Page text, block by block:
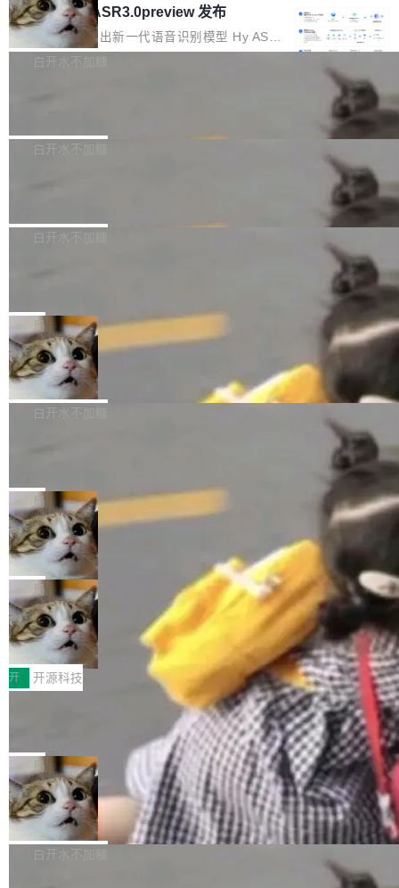
理解大规模代码仓时面临显著"代码仓理解"瓶
颈。 代码仓深度理解服务（以下简称" CodeBas
e深度理解服务"）是华为云码道（CodeA...
数据。2024年9月3日下午4点，他使用此前登录
的账号密码进入A集群，输入了一条被程序员圈
称为"删库跑路"的命令——最高管理员权限、无
自研的多个文生3D和...
oE 架构的大模型，好用到让人上瘾，但 GPU 显
存永远不够用。 Cloudflare 的 Workers AI 团队
一直在跑这些模型的推理。他们在官方博客上发
整性保护。效果是：吞吐量提升 41%，每 token
腾讯混元 Hy ASR3.0preview 发布
腾讯混元正式推出新一代语音识别模型 Hy ASR
3.0preview。基于最新一代大语言模型 Hy3 的
让语音识别不再只是听清，而是真正听懂。通过
w 不要求标准普通话，方言识别覆盖粤语、吴语
白开水不加糖
新和少量网页兼容性修复版本。 Changes/fixe
容提供的字体时出现的几个问题 为避免音频加
质的最低采样率）的音频格式将被拒绝 修复了 C
SS 圆角虚线样式中可能存在的问题 如果表单中
的图像元素不在同一个子树中，则它们将不再关
联 加...
白开水不加糖
发布的 Release Notes，他利用 AI 工具（如 Co
最强的若干项。对于尚未正式发版的 PG 19，则
通过拉取过去一年内（从 PG 18 Beta1 时间点
至今）的所有 commit，同样交由 AI 分析提炼。
经过人工复核，准确度令人满意。这一方法也为
社区爱好者提供了高效跟踪新版本的思路。
白开水不加糖
维护工作一直与我的日常工作、家务、社交生活
和休闲娱乐竞争时间。" 这是 libexpat 维护者 S
ebastian Pipping 写在博客里的话。8 月 4 日，
他宣布了一个新消息：从 2026 年 8 月 1 日起，
他可以全职维护 libexpat 了，最长 6 个月。发
库之一。你的操作系统、浏览器、无数的基础设
施软件，很可能都在用它。而过去十年，维护它
的人一直在用业余...
局
Firefox 153.0.3 发布
Firefox 153.0.3 现已发布，具体更新内容如
下： New Smart Window 包含多项增强功能：
gi?id=2019042">Bug&nbsp;2019042</a>）</l
i> <li>现在，助手可以直接使用 Exa 的网络搜索
结果回答问题，而无需将问题转交给搜索引擎。
（<a href="https://bugzilla.mozilla.org/show_
bug.cgi?id=204...
白开水不加糖
的 npm 包。项目的核心论点是：容器不适合 Ag
ent 计算。真正适合的，是 Isolate。 Cloudflare
工程师在这件事上没什么可谦虚的——他们用 W
orkers 跑了十年 Isolate。用 CEO Matthew Pri
nce 的话说：「我们一生都在用 Isolate 运行代
码，而 AI Agent 不需要容器，它们需要的是 Iso
late。」 容器为什么不合适 容器的问题在于启动
和销毁都太重了。一个 Agent 要执行的任务可能
只需要几毫秒的 CPU 时间，但容器从冷启动到
就绪要花数秒。如果未来有十...
局
OpenAI 公开邮件和聊天记录回应苹果
诉讼，称“Apple is getting this wron
g”
上个月，苹果一纸诉状把 OpenAI 告上法庭，指
控其挖角苹果前员工并窃取商业秘密。苹果的诉
状把 OpenAI 描述成一个系统性地从前东家挖
人、套取机密信息的对手。 OpenAI 没发律师
函，也没选择庭外沉默。它在官网贴了一篇博
文，标题只有六个字：Apple is getting this wro
ng。 然后，它把邮件往来和 iMessage 聊天记
录全贴了出来。 他发错人了 苹果外部律师 Gabr
iel Gross 来自 Weil 律所，2 月 23 日下午 5:53
给 OpenAI 总法律顾问 Che Chang 发了封邮
件，附了一封长信，要求 OpenAI 配合调查前苹
果员工带走机密信...
局
HUAWEI MatePad Edge上架WorkBu
ddy鸿蒙PC版，说话就能干活的AI办公
搭子
全能AI工作台WorkBuddy鸿蒙PC版上架HUAWE
I MatePad Edge应用市场，直接下载即可使
用，与鸿蒙电脑上的体验一致。值得一提的是，
这是目前市面上唯一支持平板接入WorkBuddy P
C版的产品，搭载“人机双写”重磅功能——你写
你的，AI写AI的，同屏协作互不干扰。一句话让
AI帮你干活，现在开启全新体验！ 温馨提示：
体验WorkBuddy鸿蒙PC版前，请将 HUAWEI M
atePad Edge 升级至 HarmonyOS 6.1.0.135S
P9 patch03及以上版本。 *升级路径：设置 > 搜
开 开源科技
FFmpeg 9.0 发布：代号“Lei”，以此纪
全球知名开源多媒体框架 FFmpeg 今天正式发
布了 9.0 版本。这个版本除了带来新一代音视频
处理能力和硬件加速支持之外，还有一个特殊之
处：FFmpeg 9.0 的代号是“Lei”。 这个名字，
来自中国开发者雷霄骅（Lei Xiaohua）。 对于
很多中国音视频开发者而言，这个名字并不陌
局
亚马逊成本失控：AI 写代码烧掉 1215
万元，超预算 860%
外媒近日曝光了亚马逊的多份内部报告显示，AI
导致公司在多个项目上超支。《金融时报》报道
白开水不加糖